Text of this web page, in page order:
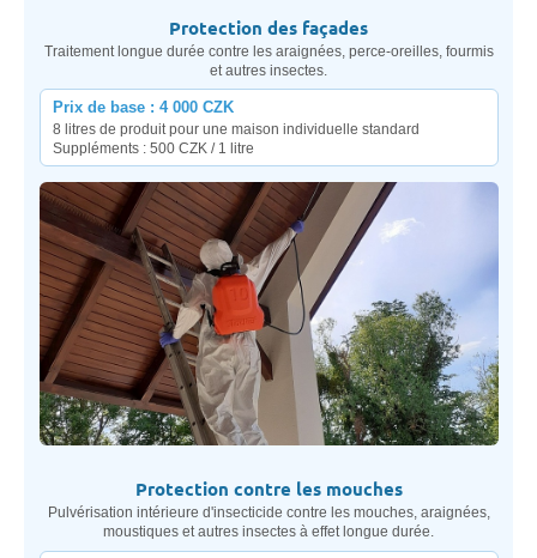
Protection des façades
Traitement longue durée contre les araignées, perce-oreilles, fourmis
et autres insectes.
Prix de base : 4 000 CZK
8 litres de produit pour une maison individuelle standard
Suppléments : 500 CZK / 1 litre
Protection contre les mouches
Pulvérisation intérieure d'insecticide contre les mouches, araignées,
moustiques et autres insectes à effet longue durée.